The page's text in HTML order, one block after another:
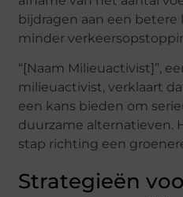
bijdragen aan een
minder
“[Naam Milieuactivist]”,
milieuactivist, verklaart
een kans bieden om
duurzame alternatieven.
stap richting een
Strategieën